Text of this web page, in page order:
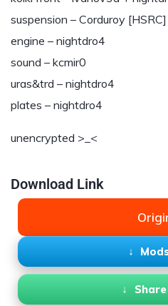
suspension – Corduroy
engine – nightdro4
sound – kcmir0
uras&trd – nightdro4
plates – nightdro4
unencrypted >_<
Download Link